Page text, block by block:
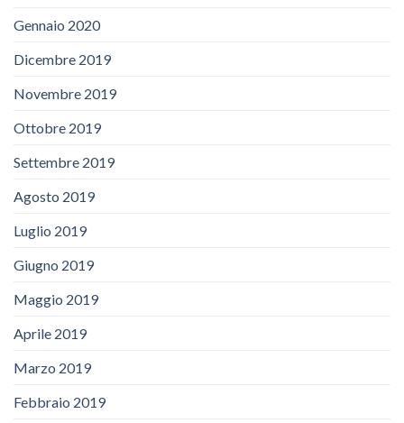
Gennaio 2020
Dicembre 2019
Novembre 2019
Ottobre 2019
Settembre 2019
Agosto 2019
Luglio 2019
Giugno 2019
Maggio 2019
Aprile 2019
Marzo 2019
Febbraio 2019